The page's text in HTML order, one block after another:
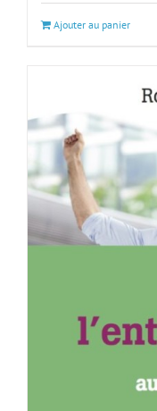
Ajouter au panier